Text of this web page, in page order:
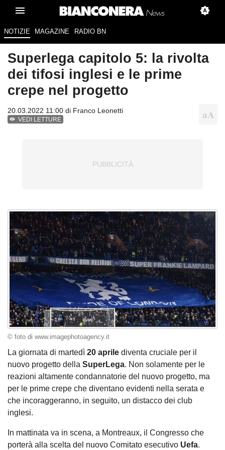
NOTIZIE MAGAZINE RADIO BN
Superlega capitolo 5: la rivolta
dei tifosi inglesi e le prime
crepe nel progetto
20.03.2022 11:00 di Franco Leonetti
VEDI LETTURE
© foto di www.imagephotoagency.it
La giornata di martedì 20 aprile diventa cruciale per il
nuovo progetto della SuperLega. Non solamente per le
reazioni altamente condannatorie del nuovo progetto, ma
per le prime crepe che diventano evidenti nella serata e
che incoraggeranno, in seguito, un distacco dei club
inglesi.
In mattinata va in scena, a Montreaux, il Congresso che
porterà alla scelta del nuovo Comitato esecutivo Uefa.